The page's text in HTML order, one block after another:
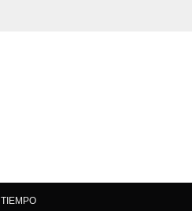
TIEMPO